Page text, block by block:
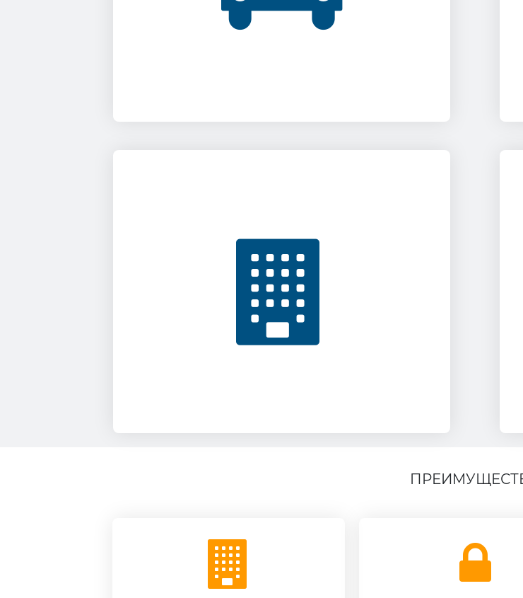
соседа или таксиста и "способствуешь"
восстановлению справедливости.
кто-то рисовать повадился или чего
хуже. Установили антивандальную
камеру с режимом ночной съемки и
поймали или отпугнули вандала.